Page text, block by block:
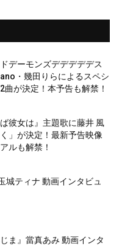
デーモンズデデデデデス
・幾田りらによるスペシ
曲が決定！本予告も解禁！
彼女は』主題歌に藤井 風
」が決定！最新予告映像
ルも解禁！
城ティナ 動画インタビュ
ま』當真あみ 動画インタ